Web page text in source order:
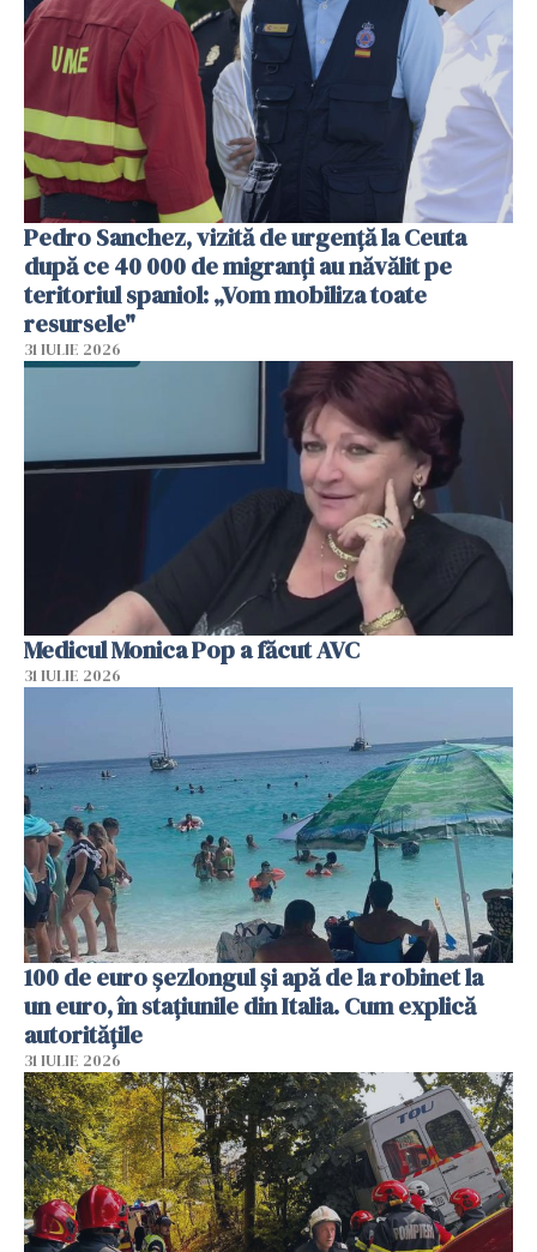
Pedro Sanchez, vizită de urgență la Ceuta
după ce 40 000 de migranți au năvălit pe
teritoriul spaniol: „Vom mobiliza toate
resursele"
31 IULIE 2026
Medicul Monica Pop a făcut AVC
31 IULIE 2026
100 de euro șezlongul și apă de la robinet la
un euro, în stațiunile din Italia. Cum explică
autoritățile
31 IULIE 2026